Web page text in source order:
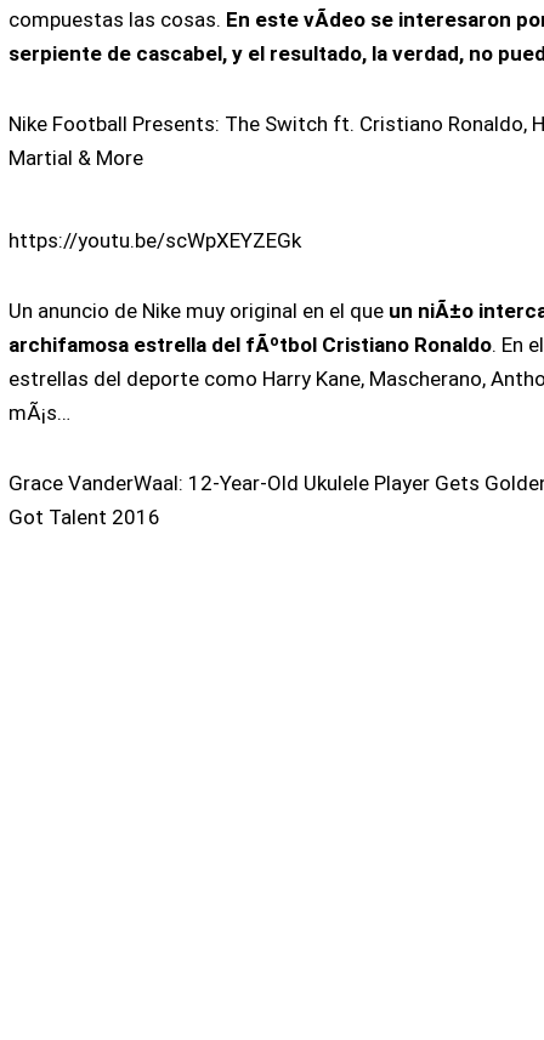
compuestas las cosas. En este vÃ­deo se interesaron
serpiente de cascabel, y el resultado, la verdad, no
Nike Football Presents: The Switch ft. Cristiano Ronaldo,
Martial & More
https://youtu.be/scWpXEYZEGk
Un anuncio de Nike muy original en el que un niÃ±o
archifamosa estrella del fÃºtbol Cristiano Ronaldo. En
estrellas del deporte como Harry Kane, Mascherano,
mÃ¡s…
Grace VanderWaal: 12-Year-Old Ukulele Player Gets
Got Talent 2016